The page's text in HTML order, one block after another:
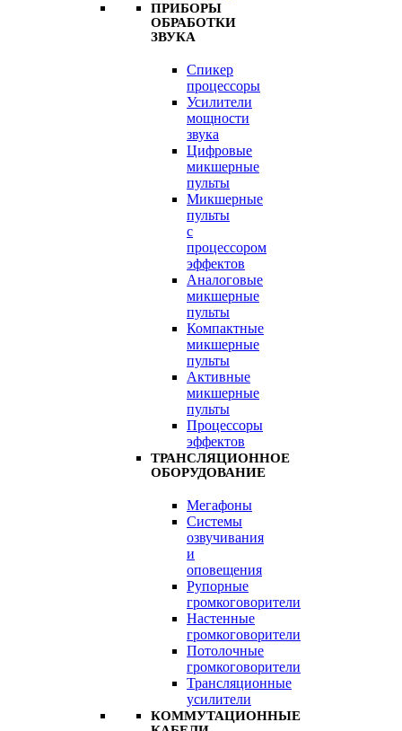
ПРИБОРЫ
ОБРАБОТКИ
ЗВУКА
Спикер
процессоры
Усилители
мощности
звука
Цифровые
микшерные
пульты
Микшерные
пульты
с
процессором
эффектов
Аналоговые
микшерные
пульты
Компактные
микшерные
пульты
Активные
микшерные
пульты
Процессоры
эффектов
ТРАНСЛЯЦИОННОЕ
ОБОРУДОВАНИЕ
Мегафоны
Системы
озвучивания
и
оповещения
Рупорные
громкоговорители
Настенные
громкоговорители
Потолочные
громкоговорители
Трансляционные
усилители
КОММУТАЦИОННЫЕ